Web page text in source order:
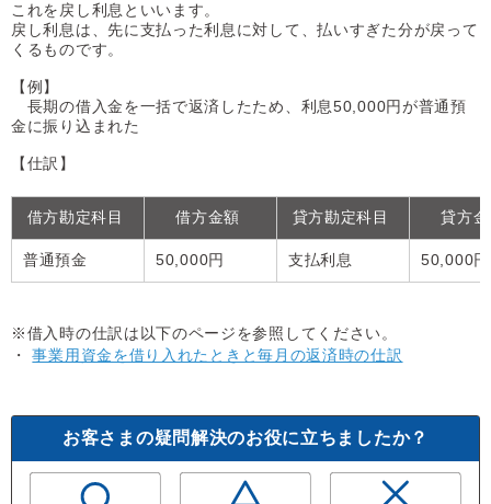
これを戻し利息といいます。
戻し利息は、先に支払った利息に対して、払いすぎた分が戻って
くるものです。
【例】
長期の借入金を一括で返済したため、利息50,000円が普通預
金に振り込まれた
【仕訳】
借方勘定科目 借方金額 貸方勘定科目 貸方
普通預金 50,000円 支払利息 50,000
※借入時の仕訳は以下のページを参照してください。
・事業用資金を借り入れたときと毎月の返済時の仕訳
お客さまの疑問解決のお役に立ちましたか？